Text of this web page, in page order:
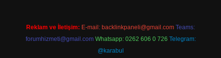
Reklam ve İletişim: E-mail: backlinkpaneli@gmail.com Teams:
forumhizmeti@gmail.com Whatsapp: 0262 606 0 726 Telegram:
@karabul